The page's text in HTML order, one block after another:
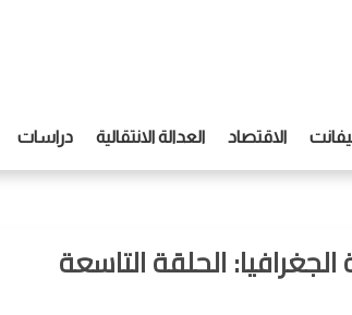
الاقتصاد العدالة الانتقالية دراسات
الحلقة التاسعة